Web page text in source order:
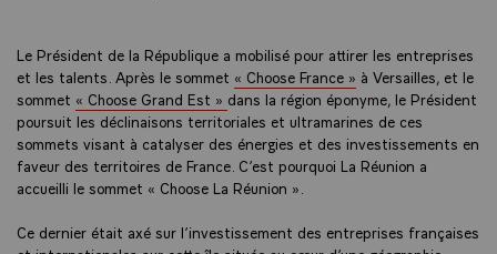
Le Président de la République a mobilisé pour attirer les entreprises
et les talents. Après le sommet « Choose France » à Versailles, et le
sommet « Choose Grand Est » dans la région éponyme, le Président
poursuit les déclinaisons territoriales et ultramarines de ces
sommets visant à catalyser des énergies et des investissements en
faveur des territoires de France. C’est pourquoi La Réunion a
accueilli le sommet « Choose La Réunion ».
Ce dernier était axé sur l’investissement des entreprises françaises